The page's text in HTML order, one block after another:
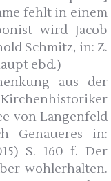
fehlt in einem
wird Jacob
Schmitz, in: Z.
ebd.)
aus der
Kirchenhistoriker
von Langenfeld
Genaueres in:
S. 160 f. Der
wohlerhalten.